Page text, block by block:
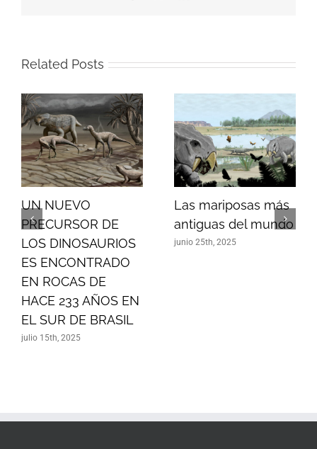
Related Posts
UN NUEVO
PRECURSOR DE
LOS DINOSAURIOS
ES ENCONTRADO
EN ROCAS DE
HACE 233 AÑOS EN
EL SUR DE BRASIL
julio 15th, 2025
Las mariposas más
antiguas del mundo
junio 25th, 2025